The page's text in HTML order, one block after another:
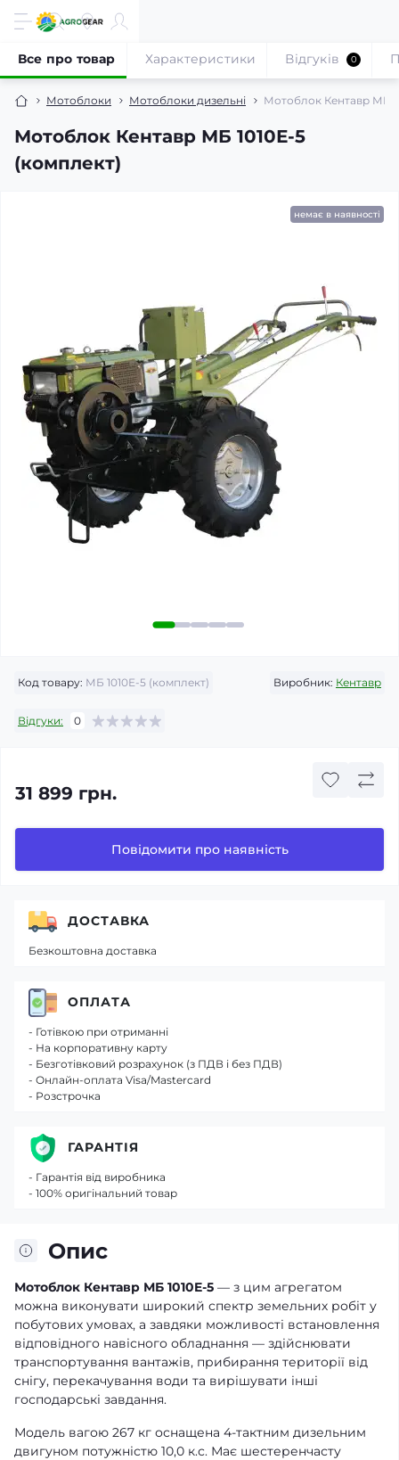
Мотоблоки Мотоблоки дизельні Мотоблок Кентавр МБ
Мотоблок Кентавр МБ 1010Е-5
(комплект)
Все про товар Характеристики Відгуків 0
немає в наявності
Код товару: МБ 1010Е-5 (комплект) Виробник: Кентавр
Відгуки: 0
31 899 грн.
Повідомити про наявність
Опис
Мотоблок Кентавр МБ 1010E-5 — з цим агрегатом
можна виконувати широкий спектр земельних робіт у
побутових умовах, а завдяки можливості встановлення
відповідного навісного обладнання — здійснювати
транспортування вантажів, прибирання території від
снігу, перекачування води та вирішувати інші
господарські завдання.
Модель вагою 267 кг оснащена 4-тактним дизельним
двигуном потужністю 10,0 к.с. Має шестеренчасту
ДОСТАВКА
Безкоштовна доставка
ОПЛАТА
- Готівкою при отриманні
- На корпоративну карту
- Безготівковий розрахунок (з ПДВ і без ПДВ)
- Онлайн-оплата Visa/Mastercard
- Розстрочка
ГАРАНТІЯ
- Гарантія від виробника
- 100% оригінальний товар